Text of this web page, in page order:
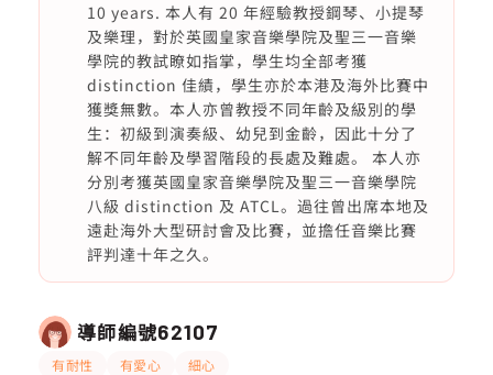
10 years. 本人有 20 年經驗教授鋼琴、小提琴
及樂理，對於英國皇家音樂學院及聖三一音樂
學院的教試瞭如指掌，學生均全部考獲
distinction 佳績，學生亦於本港及海外比賽中
獲獎無數。本人亦曾教授不同年齡及級別的學
生：初級到演奏級、幼兒到金齡，因此十分了
解不同年齡及學習階段的長處及難處。 本人亦
分別考獲英國皇家音樂學院及聖三一音樂學院
八級 distinction 及 ATCL。過往曾出席本地及
遠赴海外大型研討會及比賽，並擔任音樂比賽
評判達十年之久。
導師編號62107
有耐性 有愛心 細心